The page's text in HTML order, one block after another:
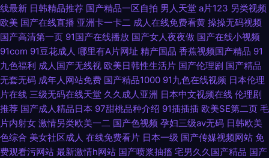
线最新 日韩精品推荐 国产精品一区自拍 男人天堂 a片123 另类视频
欧美 国产在线直播 亚洲卡一卡二 成人在线免费看黄 操操无码视频
国产高清第一页 91国产在线播放 国产女人夜夜做 国产在线小视频
91com 91豆花成人 哪里有A片网址 精产国品 香蕉视频国产精品 91
九色福利 成人国产无线视 欧美日韩性生活片 国产伦理剧 国产精品
无套无码 成年人网站免费 国产精品1000 91九色在线视频 日本伦理
片在线 三级无码在线天堂 久久成人亚洲 日本中文视频在线 伦理剧
推荐 国产成人精品日本 97甜桃品种介绍 91插插插 欧美SE第二页 毛
片内射女 激情另类欧美一二 国产色视频 孕妇三级av无码 日韩欧美
色综合 美女社区成人 在线免费看片 日本一级 国产传媒视频网站 免
费观看污网站 最新激情h网站 国产喷浆抽搐 宅男久久国产精品 国产